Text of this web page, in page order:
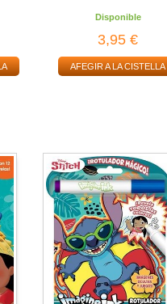
Disponible
3,95 €
AFEGIR A LA CISTELLA